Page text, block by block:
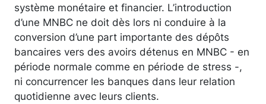
système monétaire et financier. L’introduction
d’une MNBC ne doit dès lors ni conduire à la
conversion d’une part importante des dépôts
bancaires vers des avoirs détenus en MNBC - en
période normale comme en période de stress -,
ni concurrencer les banques dans leur relation
quotidienne avec leurs clients.